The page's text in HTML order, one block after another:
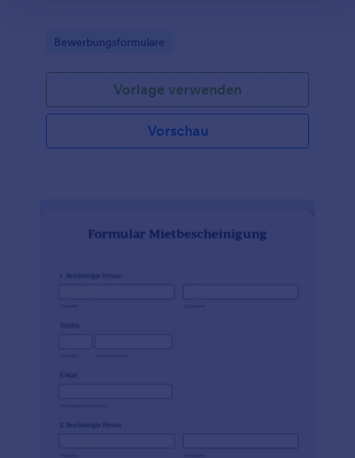
Go to Category:
Bewerbungsformulare
Vorlage verwenden
Vorschau